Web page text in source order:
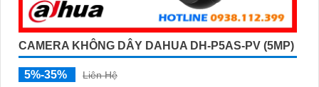
CAMERA KHÔNG DÂY DAHUA DH-P5AS-PV (5MP)
5%-35%
Liên Hệ